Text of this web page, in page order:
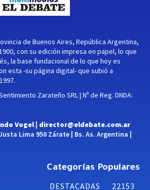
de Buenos Aires, República Argentina,
con su edición impresa en papel, lo que
la base fundacional de lo que hoy es
esta -su página digital- que subió a
Zarateño SRL | Nº de Reg. DNDA:
Vogel | director@eldebate.com.ar
Lima 950 Zárate | Bs. As. Argentina |
Categorías Populares
DESTACADAS
22153